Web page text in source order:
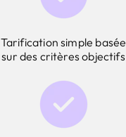
Tarification simple basée
sur des critères objectifs